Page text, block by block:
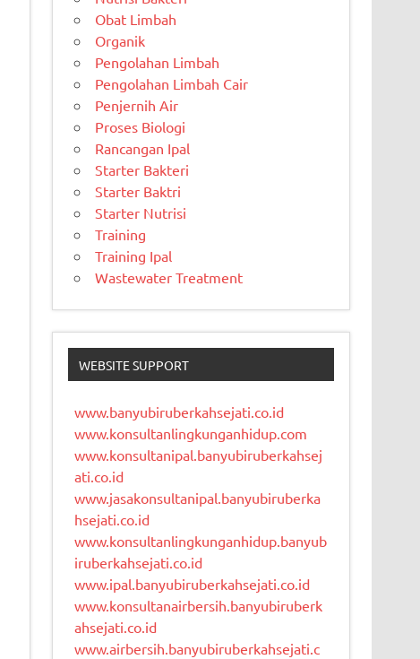
Obat Limbah
Organik
Pengolahan Limbah
Pengolahan Limbah Cair
Penjernih Air
Proses Biologi
Rancangan Ipal
Starter Bakteri
Starter Baktri
Starter Nutrisi
Training
Training Ipal
Wastewater Treatment
WEBSITE SUPPORT
www.banyubiruberkahsejati.co.id
www.konsultanlingkunganhidup.com
www.konsultanipal.banyubiruberkahsej
ati.co.id
www.jasakonsultanipal.banyubiruberka
hsejati.co.id
www.konsultanlingkunganhidup.banyub
iruberkahsejati.co.id
www.ipal.banyubiruberkahsejati.co.id
www.konsultanairbersih.banyubiruberk
ahsejati.co.id
www.airbersih.banyubiruberkahsejati.c